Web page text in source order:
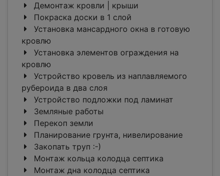
Демонтаж кровли | крыши
Покраска доски в 1 слой
Установка мансардного окна в готовую
кровлю
Установка элементов ограждения на
кровлю
Устройство кровель из наплавляемого
рубероида в два слоя
Устройство подложки под ламинат
Земляные работы
Перекоп земли
Планирование грунта, нивелирование
Закопать труп :-)
Монтаж кольца колодца септика
Монтаж дна колодца септика